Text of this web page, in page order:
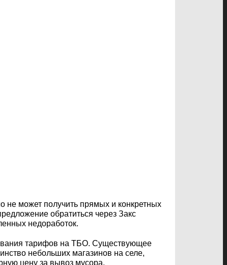
не может получить прямых и конкретных
обратиться через Закс
недоработок.
тарифов на ТБО. Существующее
небольших магазинов на селе,
цену за вывоз мусора.